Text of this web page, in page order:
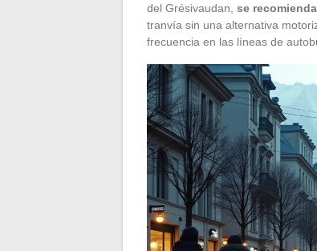
del Grésivaudan, se
tranvía sin una alternativa
frecuencia en las líneas de